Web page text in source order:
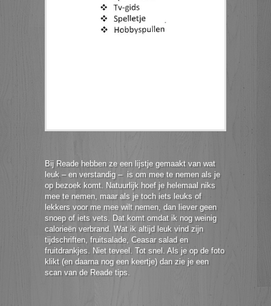
Bij Reade hebben ze een lijstje gemaakt van wat
leuk – en verstandig – is om mee te nemen als je
op bezoek komt. Natuurlijk hoef je helemaal niks
mee te nemen, maar als je toch iets leuks of
lekkers voor me mee wilt nemen, dan liever geen
snoep of iets vets. Dat komt omdat ik nog weinig
calorieën verbrand. Wat ik altijd leuk vind zijn
tijdschriften, fruitsalade, Ceasar salad en
fruitdrankjes. Niet teveel. Tot snel. Als je op de foto
klikt (en daarna nog een keertje) dan zie je een
scan van de Reade tips.